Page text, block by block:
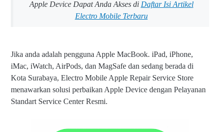
Apple Device Dapat Anda Akses di Daftar Isi Artikel
Electro Mobile Terbaru
Jika anda adalah pengguna Apple MacBook. iPad, iPhone,
iMac, iWatch, AirPods, dan MagSafe dan sedang berada di
Kota Surabaya, Electro Mobile Apple Repair Service Store
menawarkan solusi perbaikan Apple Device dengan Pelayanan
Standart Service Center Resmi.